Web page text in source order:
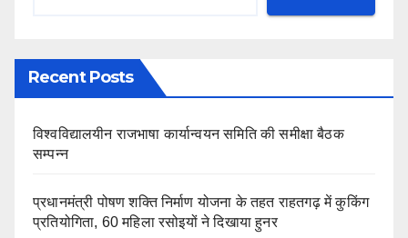
Recent Posts
विश्वविद्यालयीन राजभाषा कार्यान्वयन समिति की समीक्षा बैठक
सम्पन्न
प्रधानमंत्री पोषण शक्ति निर्माण योजना के तहत राहतगढ़ में कुकिंग
प्रतियोगिता, 60 महिला रसोइयों ने दिखाया हुनर